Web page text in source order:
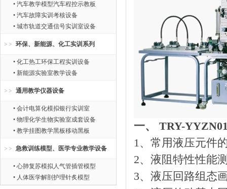
• 汽车教学模型汽车程控示教板
• 汽车故障实训考核设备
• 城市轨道交通信号实训室设备
环保、新能源、化工实训系列
• 化工热工环保工程实训设备
• 新能源实验室教学设备
通用教学仪器设备
• 会计电算化模拟银行实训室
• 物理化学生物实验室成套设备
• 教学挂图教学黑板移动黑板
急救训练模型、医学专业教学设备
• 心肺复苏模拟人气管插管模型
• 人体医学解剖护理针炙模型
一、 TRY-
1、常用液压元件
2、液阻特性性能
3、液压回路组态